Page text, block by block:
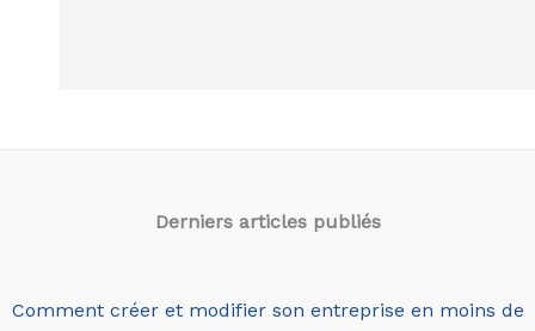
Derniers articles publiés
Comment créer et modifier son entreprise en moins de